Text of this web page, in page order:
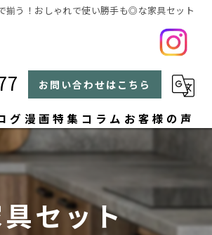
揃う！おしゃれで使い勝手も◎な家具セット
お問い合わせはこちら
グ 漫画特集 コラム お客様の声
セット